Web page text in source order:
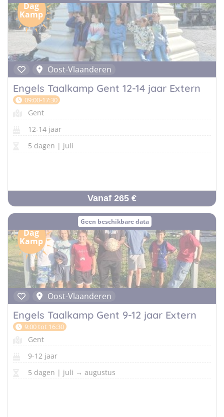
Dag
Kamp
Oost-Vlaanderen
Engels Taalkamp Gent 12-14 jaar Extern
09:00-17:30
Gent
12-14 jaar
5 dagen | juli
Vanaf 265 €
Geen beschikbare data
Dag
Kamp
Oost-Vlaanderen
Engels Taalkamp Gent 9-12 jaar Extern
9:00 tot 16:30
Gent
9-12 jaar
5 dagen | juli → augustus